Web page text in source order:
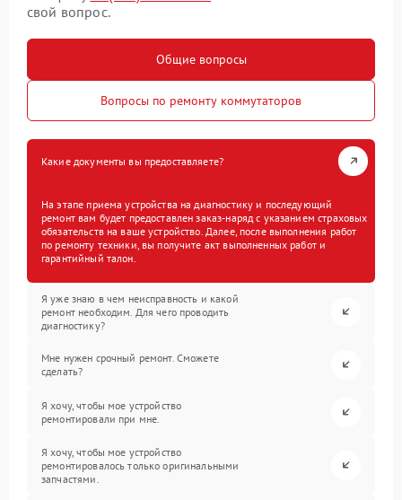
свой вопрос.
Общие вопросы
Вопросы по ремонту коммутаторов
Какие документы вы предоставляете?
На этапе приема устройства на диагностику и последующий
ремонт вам будет предоставлен заказ-наряд с указанием страховых
обязательств на ваше устройство. Далее, после выполнения работ
по ремонту техники, вы получите акт выполненных работ и
гарантийный талон.
Я уже знаю в чем неисправность и какой
ремонт необходим. Для чего проводить
диагностику?
Мне нужен срочный ремонт. Сможете
сделать?
Я хочу, чтобы мое устройство
ремонтировали при мне.
Я хочу, чтобы мое устройство
ремонтировалось только оригинальными
запчастями.